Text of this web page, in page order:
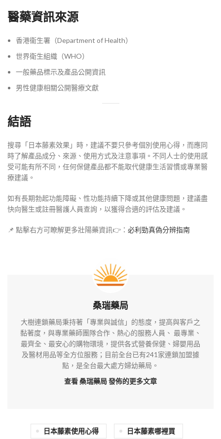
醫藥資訊來源
香港衞生署（Department of Health）
世界衛生組織（WHO）
一般藥品標示及產品公開資訊
男性健康相關公開醫療文獻
結語
搜尋「日本藤素效果」時，建議不要只參考個別使用心得，而應同
時了解產品成分、來源、使用方式及注意事項。不同人士的使用感
受可能有所不同，任何保健產品都不能取代健康生活習慣或專業醫
療建議。
如有長期勃起功能障礙、性功能持續下降或其他健康問題，建議盡
快向醫生或註冊醫護人員查詢，以獲得合適的評估及建議。
📌 點擊右方可瞭解更多壯陽藥資訊👉： 必利勁真偽分辨指南
桑瑞藥局
大樹連鎖藥局秉持著「專業與誠信」的態度，提高與客戶之
黏著度，與專業藥師團隊合作、熱心的服務人員、 最專業、
最齊全、最安心的購物環境，提供各式營養保健、婦嬰用品
及醫材用品等全方位服務；目前全台已有241家連鎖加盟據
點，是全台最大處方婦幼藥局。
查看 桑瑞藥局發佈的更多文章
日本藤素使用心得 日本藤素哪裡買